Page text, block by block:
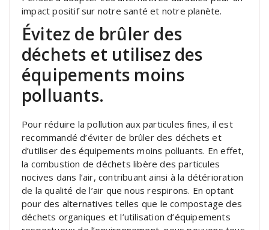
impact positif sur notre santé et notre planète.
Évitez de brûler des
déchets et utilisez des
équipements moins
polluants.
Pour réduire la pollution aux particules fines, il est
recommandé d’éviter de brûler des déchets et
d’utiliser des équipements moins polluants. En effet,
la combustion de déchets libère des particules
nocives dans l’air, contribuant ainsi à la détérioration
de la qualité de l’air que nous respirons. En optant
pour des alternatives telles que le compostage des
déchets organiques et l’utilisation d’équipements